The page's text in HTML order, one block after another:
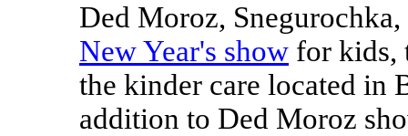
Ded Moroz,
New Year's show for kids,
the kinder care located in
addition to Ded Moroz